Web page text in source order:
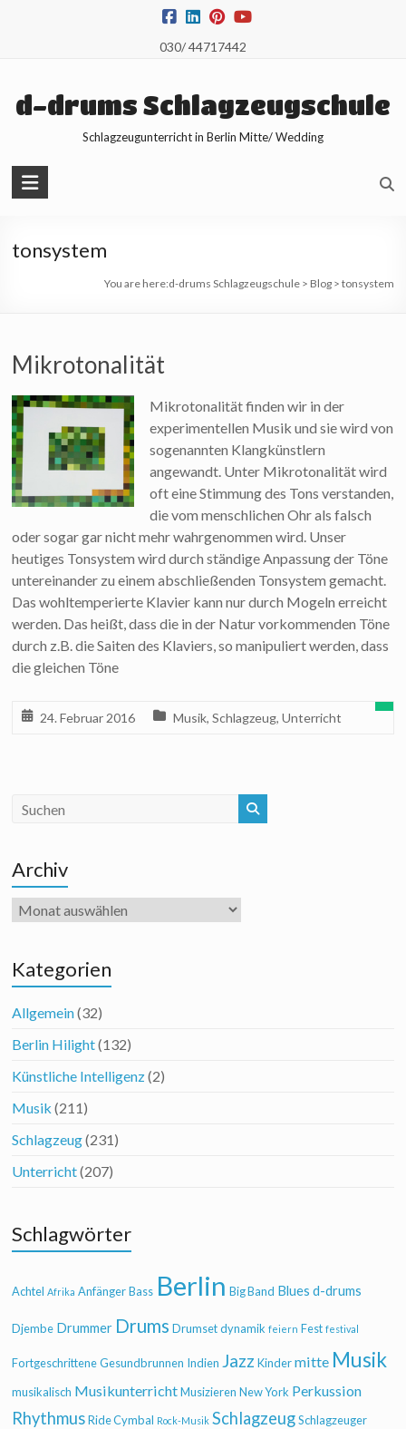
030/ 44717442
d-drums Schlagzeugschule
Schlagzeugunterricht in Berlin Mitte/ Wedding
tonsystem
You are here:d-drums Schlagzeugschule> Blog> tonsystem
Mikrotonalität
Mikrotonalität finden wir in der
experimentellen Musik und sie wird von
sogenannten Klangkünstlern
angewandt. Unter Mikrotonalität wird
oft eine Stimmung des Tons verstanden,
die vom menschlichen Ohr als falsch
oder sogar gar nicht mehr wahrgenommen wird. Unser
heutiges Tonsystem wird durch ständige Anpassung der Töne
untereinander zu einem abschließenden Tonsystem gemacht.
Das wohltemperierte Klavier kann nur durch Mogeln erreicht
werden. Das heißt, dass die in der Natur vorkommenden Töne
durch z.B. die Saiten des Klaviers, so manipuliert werden, dass
die gleichen Töne
24. Februar 2016 Musik,Schlagzeug,Unterricht
Archiv
Archiv
Kategorien
Allgemein(32)
Berlin Hilight(132)
Künstliche Intelligenz(2)
Musik (211)
Schlagzeug(231)
Unterricht(207)
Schlagwörter
Achtel Afrika Anfänger Bass Berlin Big Band Blues d-drums
Djembe Drummer Drums Drumset dynamik feiern Fest festival
Fortgeschrittene Gesundbrunnen Indien Jazz Kinder mitte Musik
musikalisch Musikunterricht Musizieren New York Perkussion
Rhythmus Ride Cymbal Rock-Musik Schlagzeug Schlagzeuger